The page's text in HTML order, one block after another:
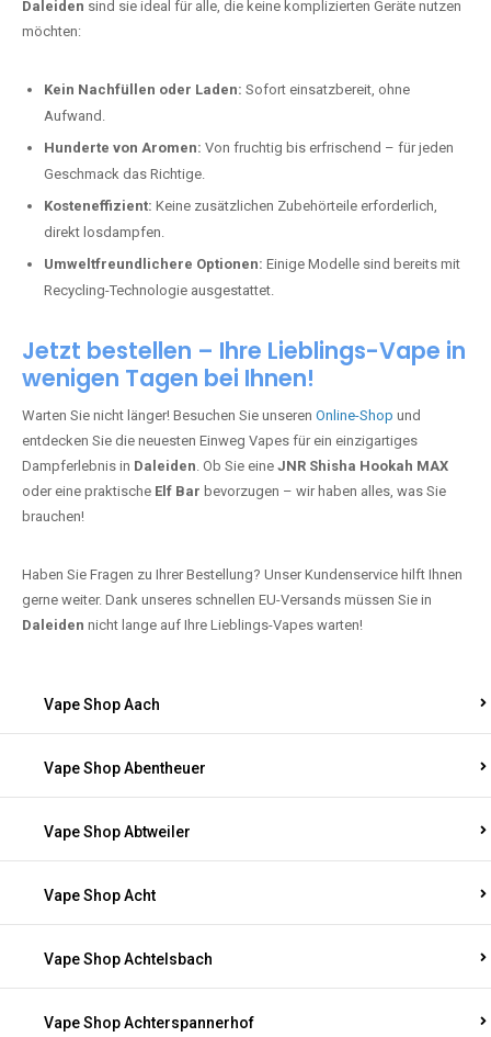
Daleiden sind sie ideal für alle, die keine komplizierten Geräte nutzen
möchten:
Kein Nachfüllen oder Laden: Sofort einsatzbereit, ohne
Aufwand.
Hunderte von Aromen: Von fruchtig bis erfrischend – für jeden
Geschmack das Richtige.
Kosteneffizient: Keine zusätzlichen Zubehörteile erforderlich,
direkt losdampfen.
Umweltfreundlichere Optionen: Einige Modelle sind bereits mit
Recycling-Technologie ausgestattet.
Jetzt bestellen – Ihre Lieblings-Vape in
wenigen Tagen bei Ihnen!
Warten Sie nicht länger! Besuchen Sie unseren Online-Shop und
entdecken Sie die neuesten Einweg Vapes für ein einzigartiges
Dampferlebnis in Daleiden. Ob Sie eine JNR Shisha Hookah MAX
oder eine praktische Elf Bar bevorzugen – wir haben alles, was Sie
brauchen!
Haben Sie Fragen zu Ihrer Bestellung? Unser Kundenservice hilft Ihnen
gerne weiter. Dank unseres schnellen EU-Versands müssen Sie in
Daleiden nicht lange auf Ihre Lieblings-Vapes warten!
Vape Shop Aach
Vape Shop Abentheuer
Vape Shop Abtweiler
Vape Shop Acht
Vape Shop Achtelsbach
Vape Shop Achterspannerhof